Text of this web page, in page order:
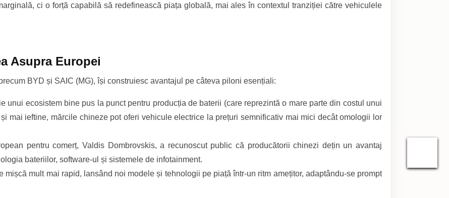
ci o forță capabilă să redefinească piața globală, mai ales în contextul tranziției către vehiculele
Asupra Europei
BYD și SAIC (MG), își construiesc avantajul pe câteva piloni esențiali:
unui ecosistem bine pus la punct pentru producția de baterii (care reprezintă o mare parte din costul unui
mai ieftine, mărcile chineze pot oferi vehicule electrice la prețuri semnificativ mai mici decât omologii lor
pentru comerț, Valdis Dombrovskis, a recunoscut public că producătorii chinezi dețin un avantaj
bateriilor, software-ul și sistemele de infotainment.
mult mai rapid, lansând noi modele și tehnologii pe piață într-un ritm amețitor, adaptându-se prompt